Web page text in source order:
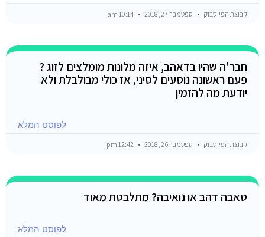
קבוצת הפייסבוק ספטמבר 27, 2018
חבר'ה שהיו בדאהב, איזה מלונות מומלצים לזוג ?
פעם ראשונה נוסעים לסיני, אז כולי מבולבלת ולא
יודעת מה להזמין
לפוסט המלא
קבוצת הפייסבוק ספטמבר 26, 2018
טאבה דהב או נואיבה? מתלבטת מאוד
לפוסט המלא